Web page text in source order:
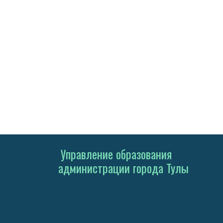
Управление образования
администрации города Тулы